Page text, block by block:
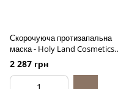
Скорочуюча протизапальна
маска - Holy Land Cosmetics
Acnox Plus Purifying Mask,
2 287 грн